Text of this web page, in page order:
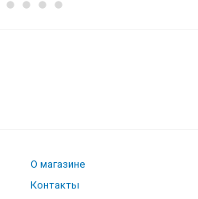
О магазине
Контакты